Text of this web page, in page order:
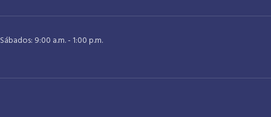
Sábados: 9:00 a.m. - 1:00 p.m.